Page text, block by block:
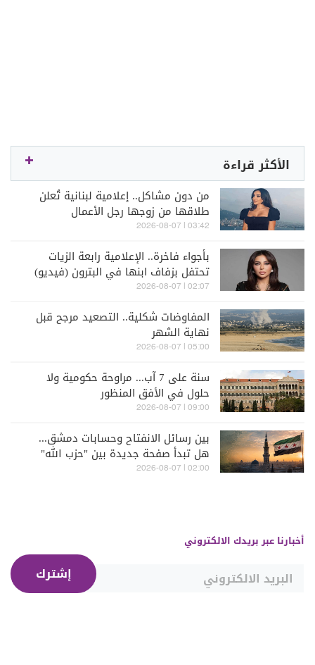
الأكثر قراءة
من دون مشاكل.. إعلامية لبنانية تُعلن
طلاقها من زوجها رجل الأعمال
03:42 | 2026-08-07
بأجواء فاخرة.. الإعلامية رابعة الزيات
تحتفل بزفاف ابنها في البترون (فيديو)
02:07 | 2026-08-07
المفاوضات شكلية.. التصعيد مرجح قبل
نهاية الشهر
05:00 | 2026-08-07
سنة على 7 آب... مراوحة حكومية ولا
حلول في الأفق المنظور
09:00 | 2026-08-07
بين رسائل الانفتاح وحسابات دمشق...
هل تبدأ صفحة جديدة بين "حزب الله"
وسوريا - الشرع؟
02:00 | 2026-08-07
أخبارنا عبر بريدك الالكتروني
إشترك